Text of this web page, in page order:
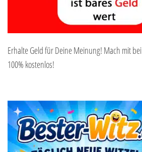
Erhalte Geld für Deine Meinung! Mach mit bei
100% kostenlos!